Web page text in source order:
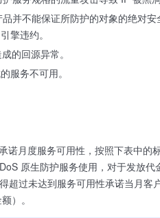
并不能保证所防护的对象的绝对
擎违约。
的回源异常。
服务不可用。
诺月度服务可用性，按照下表中
原生防护服务使用，对于发放
超过未达到服务可用性承诺当月
）。